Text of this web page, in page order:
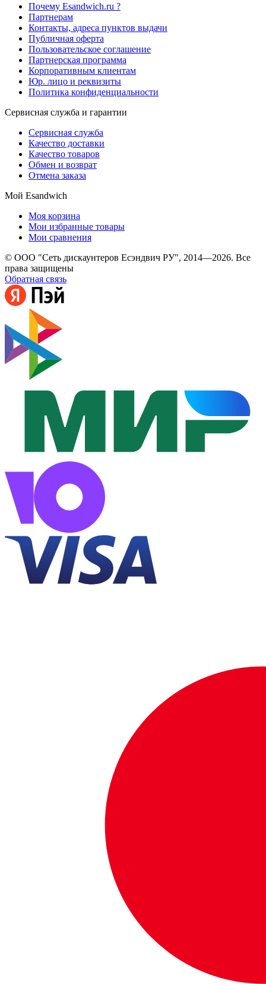
Почему Esandwich.ru ?
Партнерам
Контакты, адреса пунктов выдачи
Публичная оферта
Пользовательское соглашение
Партнерская программа
Корпоративным клиентам
Юр. лицо и реквизиты
Политика конфиденциальности
Сервисная служба и гарантии
Сервисная служба
Качество доставки
Качество товаров
Обмен и возврат
Отмена заказа
Мой Esandwich
Моя корзина
Мои избранные товары
Мои сравнения
© ООО "Сеть дискаунтеров Есэндвич РУ", 2014—2026. Все
права защищены
Обратная связь